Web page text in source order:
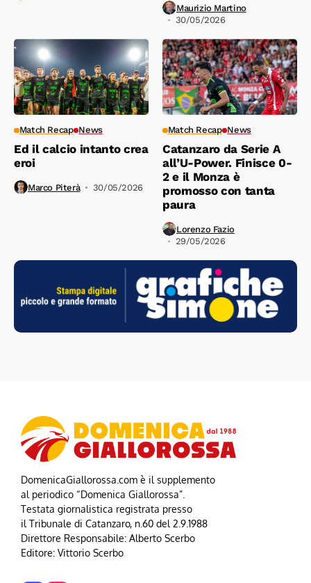
Maurizio Martino
30/05/2026
Match Recap News
Ed il calcio intanto crea
eroi
Marco Piterà 30/05/2026
Match Recap News
Catanzaro da Serie A
all’U-Power. Finisce 0-
2 e il Monza è
promosso con tanta
paura
Lorenzo Fazio
29/05/2026
DomenicaGiallorossa.com è il supplemento
al periodico “Domenica Giallorossa”.
Testata giornalistica registrata presso
il Tribunale di Catanzaro, n.60 del 2.9.1988
Direttore Responsabile: Alberto Scerbo
Editore: Vittorio Scerbo